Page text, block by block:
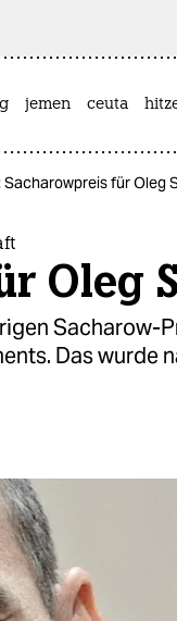
jemen ceuta
für Oleg
Oleg
Sacharow-
Das wurde